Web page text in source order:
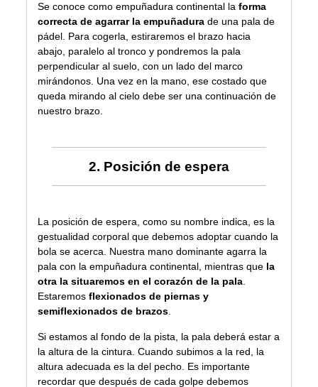
Se conoce como empuñadura continental laforma
correcta de agarrar la empuñadura de una pala de
pádel. Para cogerla, estiraremos el brazo hacia
abajo, paralelo al tronco y pondremos la pala
perpendicular al suelo, con un lado del marco
mirándonos. Una vez en la mano, ese costado que
queda mirando al cielo debe ser una continuación de
nuestro brazo.
2. Posición de espera
La posición de espera, como su nombre indica, es la
gestualidad corporal que debemos adoptar cuando la
bola se acerca. Nuestra mano dominante agarra la
pala con la empuñadura continental, mientras que la
otra la situaremos en el corazón de la pala
Estaremosflexionados de piernas y
semiflexionados de brazos
Si estamos al fondo de la pista, la pala deberá estar a
la altura de la cintura. Cuando subimos a la red, la
altura adecuada es la del pecho. Es importante
recordar que después de cada golpe debemos